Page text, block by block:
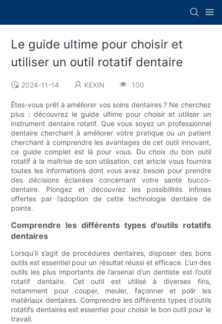
Le guide ultime pour choisir et
utiliser un outil rotatif dentaire
2024-11-14 KEXIN 100
Êtes-vous prêt à améliorer vos soins dentaires ? Ne cherchez
plus : découvrez le guide ultime pour choisir et utiliser un
instrument dentaire rotatif. Que vous soyez un professionnel
dentaire cherchant à améliorer votre pratique ou un patient
cherchant à comprendre les avantages de cet outil innovant,
ce guide complet est là pour vous. Du choix du bon outil
rotatif à la maîtrise de son utilisation, cet article vous fournira
toutes les informations dont vous avez besoin pour prendre
des décisions éclairées concernant votre santé bucco-
dentaire. Plongez et découvrez les possibilités infinies
offertes par l’adoption de cette technologie dentaire de
pointe.
Comprendre les différents types d'outils rotatifs
dentaires
Lorsqu’il s’agit de procédures dentaires, disposer des bons
outils est essentiel pour un résultat réussi et efficace. L’un des
outils les plus importants de l’arsenal d’un dentiste est l’outil
rotatif dentaire. Cet outil est utilisé à diverses fins,
notamment pour couper, meuler, façonner et polir les
matériaux dentaires. Comprendre les différents types d’outils
rotatifs dentaires est essentiel pour choisir le bon outil pour le
travail.